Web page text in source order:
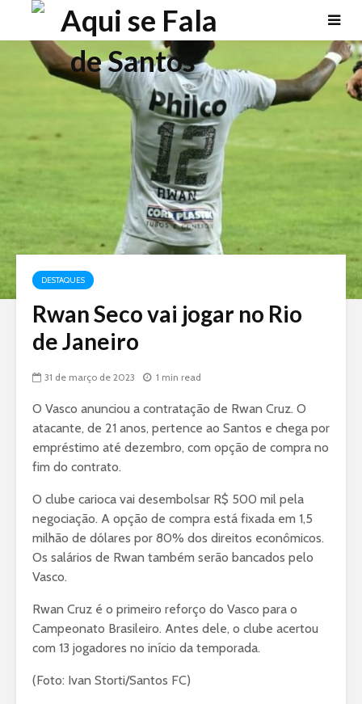
DESTAQUES
Rwan Seco vai jogar no Rio
de Janeiro
31 de março de 2023 1 min read
O Vasco anunciou a contratação de Rwan Cruz. O
atacante, de 21 anos, pertence ao Santos e chega por
empréstimo até dezembro, com opção de compra no
fim do contrato.
O clube carioca vai desembolsar R$ 500 mil pela
negociação. A opção de compra está fixada em 1,5
milhão de dólares por 80% dos direitos econômicos.
Os salários de Rwan também serão bancados pelo
Vasco.
Rwan Cruz é o primeiro reforço do Vasco para o
Campeonato Brasileiro. Antes dele, o clube acertou
com 13 jogadores no início da temporada.
(Foto: Ivan Storti/Santos FC)